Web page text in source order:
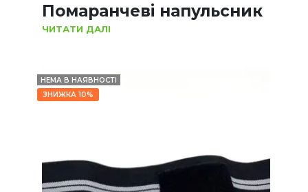
Помаранчеві напульсник
ЧИТАТИ ДАЛІ
НЕМА В НАЯВНОСТІ
ЗНИЖКА 10%